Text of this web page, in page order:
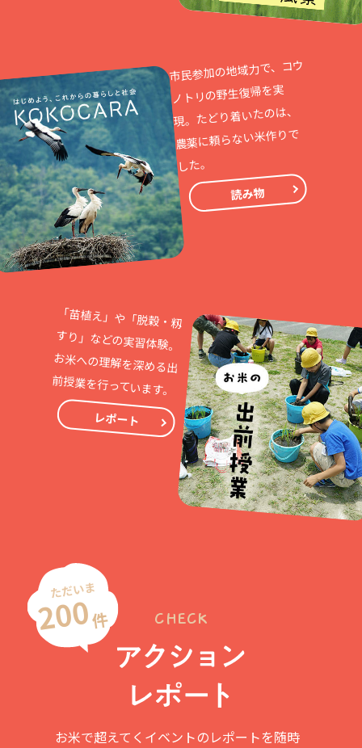
市民参加の地域力で、コウ
ノトリの野生復帰を実
現。たどり着いたのは、
農薬に頼らない米作りで
した。
読み物
「苗植え」や「脱穀・籾
すり」などの実習体験。
お米への理解を深める出
前授業を行っています。
レポート
ただいま
200件
お米で超えてくイベントのレポートを随時